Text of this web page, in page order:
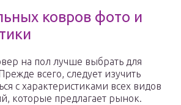
ковров фото и
на пол лучше выбрать для
всего, следует изучить
с характеристиками всех видов
которые предлагает рынок.